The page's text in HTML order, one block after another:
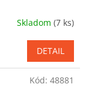
Skladom(7 ks)
DETAIL
Kód: 48881